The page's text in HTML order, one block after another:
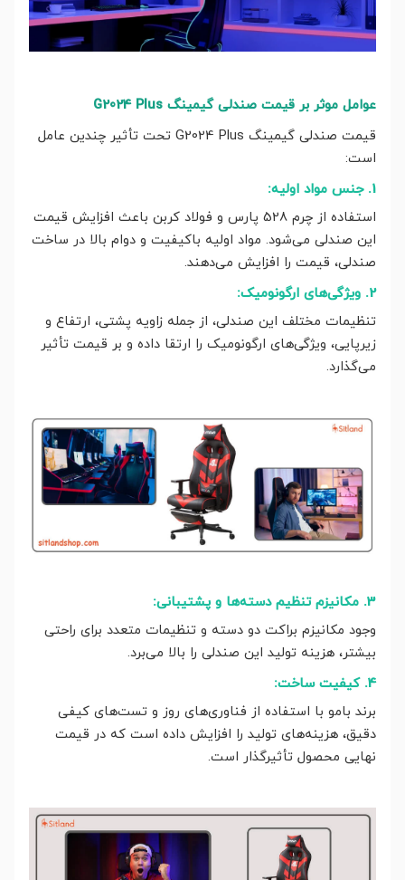
عوامل موثر بر قیمت صندلی گیمینگ G2024 Plus
قیمت صندلی گیمینگ G2024 Plus تحت تأثیر چندین عامل
است:
1. جنس مواد اولیه:
استفاده از چرم 528 پارس و فولاد کربن باعث افزایش قیمت
این صندلی می‌شود. مواد اولیه باکیفیت و دوام بالا در ساخت
صندلی، قیمت را افزایش می‌دهند.
2. ویژگی‌های ارگونومیک:
تنظیمات مختلف این صندلی، از جمله زاویه پشتی، ارتفاع و
زیرپایی، ویژگی‌های ارگونومیک را ارتقا داده و بر قیمت تأثیر
می‌گذارد.
3. مکانیزم تنظیم دسته‌ها و پشتیبانی:
وجود مکانیزم براکت دو دسته و تنظیمات متعدد برای راحتی
بیشتر، هزینه تولید این صندلی را بالا می‌برد.
4. کیفیت ساخت:
برند بامو با استفاده از فناوری‌های روز و تست‌های کیفی
دقیق، هزینه‌های تولید را افزایش داده است که در قیمت
نهایی محصول تأثیرگذار است.